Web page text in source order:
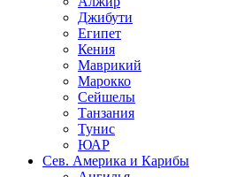
Джибути
Египет
Кения
Маврикий
Марокко
Сейшелы
Танзания
Тунис
ЮАР
Сев. Америка и Карибы